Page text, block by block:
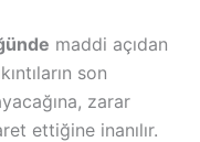
maddi açıdan
son
zarar
ettiğine inanılır.